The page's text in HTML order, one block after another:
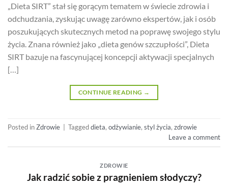
„Dieta SIRT” stał się gorącym tematem w świecie zdrowia i
odchudzania, zyskując uwagę zarówno ekspertów, jak i osób
poszukujących skutecznych metod na poprawę swojego stylu
życia. Znana również jako „dieta genów szczupłości”, Dieta
SIRT bazuje na fascynującej koncepcji aktywacji specjalnych
[…]
CONTINUE READING →
Posted inZdrowie Taggeddieta, odżywianie, styl życia, zdrowie
Leave a comment
ZDROWIE
Jak radzić sobie z pragnieniem słodyczy?